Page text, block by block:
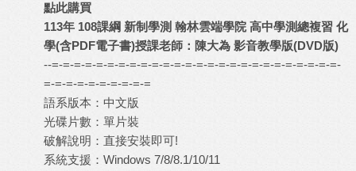
點此購買
113年 108課綱 新制學測 翰林雲端學院 高中學測總複習 化
學(含PDF電子書)授課老師：陳大為 影音教學版(DVD版)
--=-=-=-=-=-=-=-=-=-=-=-=-=-=-=-=-=-=-=-=-=-=-=-=-=-=-
=-=-=-=-=-=-=-=-=-=
語系版本：中文版
光碟片數：單片裝
破解說明：直接安裝即可!
系統支援：Windows 7/8/8.1/10/11